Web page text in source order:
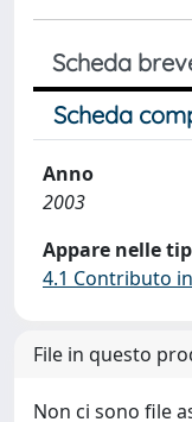
Scheda
Scheda
Anno
2003
Appare nelle
4.1 Contributo
File in questo
Non ci sono file